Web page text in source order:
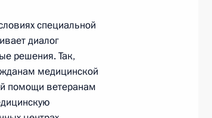
специальной
диалог
решения. Так,
медицинской
помощи ветеранам